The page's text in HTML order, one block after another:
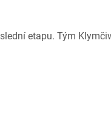
etapu. Tým